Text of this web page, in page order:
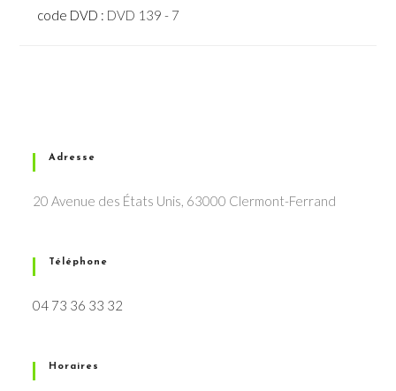
code DVD : DVD 139 - 7
Adresse
20 Avenue des États Unis, 63000 Clermont-Ferrand
Téléphone
04 73 36 33 32
Horaires